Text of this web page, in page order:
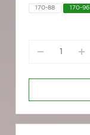
170-88 170-96